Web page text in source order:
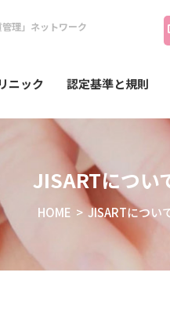
理」ネットワーク
ニック 認定基準と規則
JISARTについ
HOME > JISARTについ